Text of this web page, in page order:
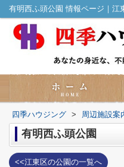
有明西ふ頭公園 情報ページ｜江
四季ハウジング > 周辺施設案
有明西ふ頭公園
<<江東区の公園の一覧へ